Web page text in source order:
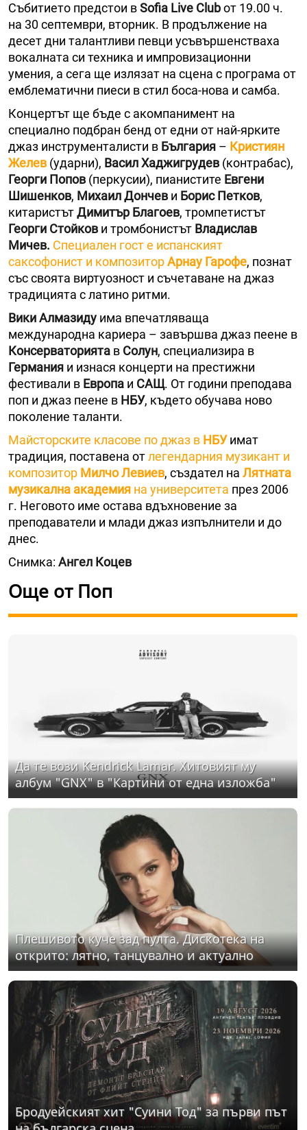
Събитието предстои вSofia Live Clubот 19.00 ч.
на 30 септември, вторник. В продължение на
десет дни талантливи певци усъвършенстваха
вокалната си техника и импровизационни
умения, а сега ще излязат на сцена с програма от
емблематични пиеси в стил боса-нова и самба.
Концертът ще бъде с акомпанимент на
специално подбран бенд от едни от най-ярките
джаз инструменталисти в България – Кристиян
Желев (ударни), Васил Хаджигрудев (контрабас),
Георги Попов (перкусии), пианистите Евгени
Шишенков, Михаил Дончев и Борис Петков,
китаристътДимитър Благоев, тромпетистът
Георги Стойков и тромбонистът Владислав
Мичев. Специален гост е испанският
саксофонист и композиторАрнау Гарофе, познат
със своята виртуозност и съчетаване на джаз
традицията с латино ритми.
Вики Алмазиду има впечатляваща
международна кариера – завършва джаз пеене в
Консерваторията в Солун, специализира в
Германия и изнася концерти на престижни
фестивали в Европа и САЩ. От години преподава
поп и джаз пеене в НБУ, където обучава ново
поколение таланти.
Майсторските класове по джаз в НБУимат
традиция, поставена отлегендарния музикант и
композитор Милчо Левиев, създател на Лятната
музикална академия на университета през 2006
г. Неговото име остава вдъхновение за
преподаватели и млади джаз изпълнители и до
днес.
Снимка: Ангел Коцев
Още от Поп
Да те вози Kendrick Lamar. Хитовият му
албум "GNX" в "Картини от една изложба"
Плешивото куче зад пулта. Дискотека на
открито: лятно, танцувално и актуално
Бродуейският хит "Суини Тод" за първи път